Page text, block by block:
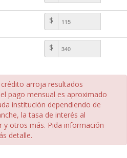
$
$
arroja resultados
pago mensual es aproximado
institución dependiendo de
la tasa de interés al
otros más. Pida información
detalle.